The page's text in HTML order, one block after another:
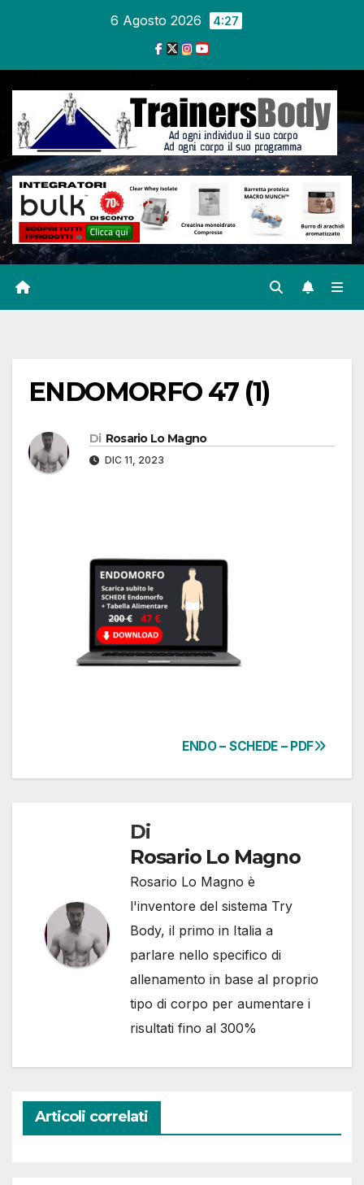
6 Agosto 2026 4:27
ENDOMORFO 47 (1)
Di Rosario Lo Magno
DIC 11, 2023
ENDO – SCHEDE – PDF
Di
Rosario Lo Magno
Rosario Lo Magno è
l'inventore del sistema Try
Body, il primo in Italia a
parlare nello specifico di
allenamento in base al proprio
tipo di corpo per aumentare i
risultati fino al 300%
Articoli correlati